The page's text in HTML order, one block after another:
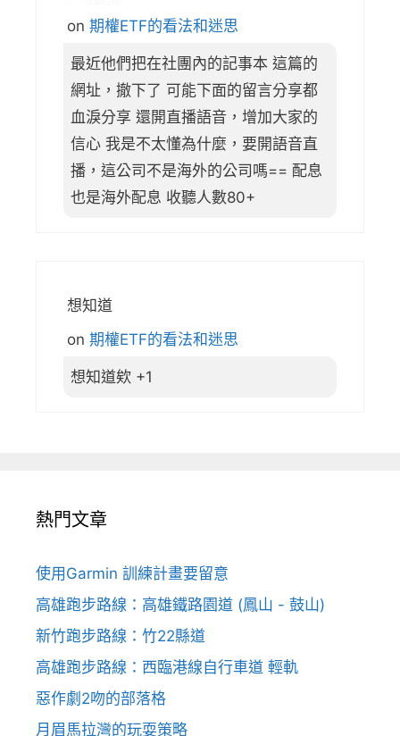
on 期權ETF的看法和迷思
最近他們把在社團內的記事本 這篇的
網址，撤下了 可能下面的留言分享都
血淚分享 還開直播語音，增加大家的
信心 我是不太懂為什麼，要開語音直
播，這公司不是海外的公司嗎== 配息
也是海外配息 收聽人數80+
想知道
on 期權ETF的看法和迷思
想知道欸 +1
熱門文章
使用Garmin 訓練計畫要留意
高雄跑步路線：高雄鐵路園道 (鳳山 - 鼓山)
新竹跑步路線：竹22縣道
高雄跑步路線：西臨港線自行車道 輕軌
惡作劇2吻的部落格
月眉馬拉灣的玩耍策略